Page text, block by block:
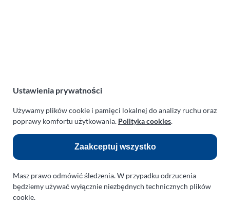
Odnośniki:
Flight Operations Consulting
Motopark Koszalin
Rodzina Wolarków
Ustawienia prywatności
Używamy plików cookie i pamięci lokalnej do analizy ruchu oraz
poprawy komfortu użytkowania. Polityka cookies.
Zaakceptuj wszystko
Masz prawo odmówić śledzenia. W przypadku odrzucenia
będziemy używać wyłącznie niezbędnych technicznych plików
cookie.